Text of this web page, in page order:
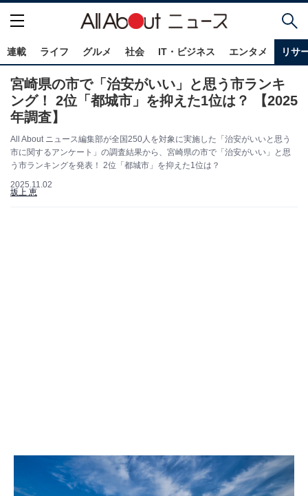
連載 ライフ グルメ 社会 IT・ビジネス エンタメ リサ
宮崎県の市で「治安がいい」と思う市ランキ
ング！ 2位「都城市」を抑えた1位は？ 【2025
年調査】
All About ニュース編集部が全国250人を対象に実施した「治安がいいと思う
市に関するアンケート」の調査結果から、宮崎県の市で「治安がいい」と思
う市ランキングを発表！ 2位「都城市」を抑えた1位は？
2025.11.02
坂上 恵